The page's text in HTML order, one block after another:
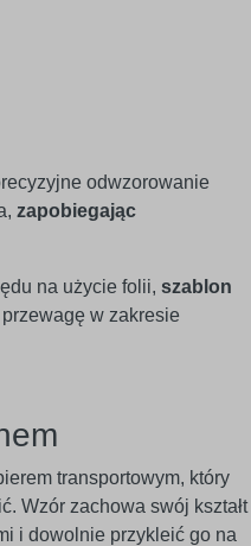
odwzorowanie
zapobiegając
na użycie folii, szablon
w zakresie
transportowym, który
Wzór zachowa swój kształt
i dowolnie przykleić go na